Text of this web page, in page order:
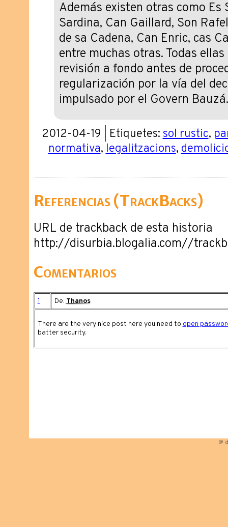
Además existen otras como Es
Sardina, Can Gaillard, Son
de sa Cadena, Can Enric, cas
entre muchas otras. Todas
revisión a fondo antes de
regularización por la vía del
impulsado por el Govern Bauzá.
2012-04-19 | Etiquetes:sol rustic,
normativa,legalitzacions,
Referencias (TrackBacks)
URL de trackback de esta historia
http://disurbia.blogalia.com//
Comentarios
1 De: Thanos
There are the very nice post here you need to open
batter security.
@